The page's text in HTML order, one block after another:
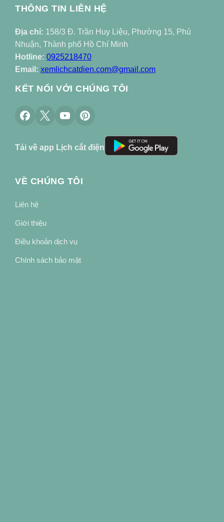
THÔNG TIN LIÊN HỆ
Địa chỉ: 158/3 Đ. Trần Huy Liệu, Phường 15, Phú
Nhuận, Thành phố Hồ Chí Minh
Hotline: 0925218470
Email: xemlichcatdien.com@gmail.com
KẾT NỐI VỚI CHÚNG TÔI
Tải về app Lịch cắt điện
VỀ CHÚNG TÔI
Liên hệ
Giới thiệu
Điều khoản dịch vụ
Chính sách bảo mật